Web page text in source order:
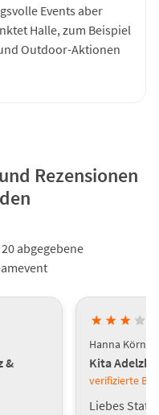
Events aber
Halle, zum Beispiel
Outdoor-Aktionen
Rezensionen
abgegebene
&
★ ★ ★ ★
Hanna Körner
Kita
verifizierte
Liebes